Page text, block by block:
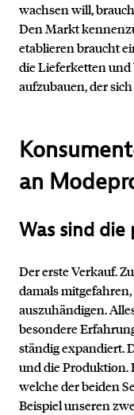
wachsen will,
Den Markt
etablieren braucht
die Lieferketten
aufzubauen, der
an
Was sind
Der erste Verkauf.
damals
auszuhändigen.
besondere
ständig expandiert.
und die Produktion.
welche der beiden
Beispiel unseren